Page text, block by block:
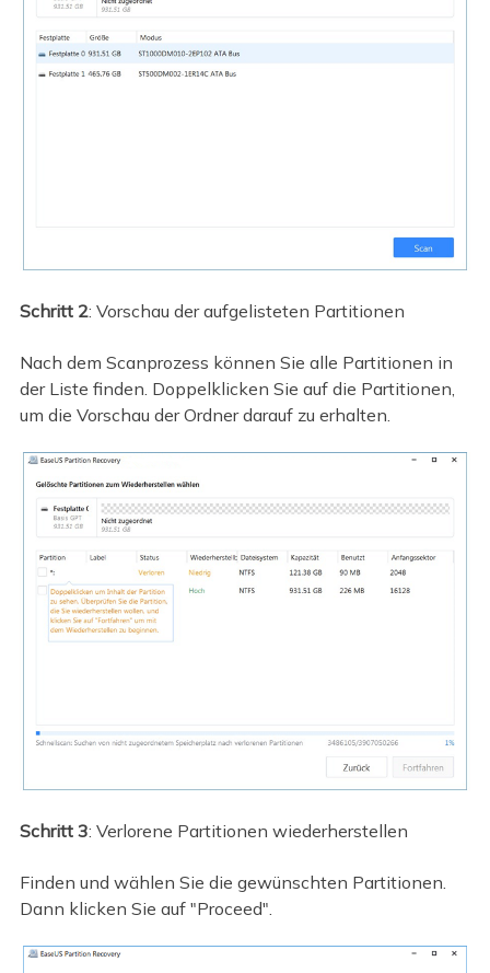
Schritt 2: Vorschau der aufgelisteten Partitionen
Nach dem Scanprozess können Sie alle Partitionen in
der Liste finden. Doppelklicken Sie auf die Partitionen,
um die Vorschau der Ordner darauf zu erhalten.
Schritt 3: Verlorene Partitionen wiederherstellen
Finden und wählen Sie die gewünschten Partitionen.
Dann klicken Sie auf "Proceed".